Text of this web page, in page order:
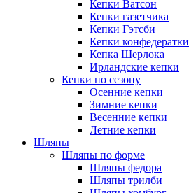
Кепки Ватсон
Кепки газетчика
Кепки Гэтсби
Кепки конфедератки
Кепка Шерлока
Ирландские кепки
Кепки по сезону
Осенние кепки
Зимние кепки
Весенние кепки
Летние кепки
Шляпы
Шляпы по форме
Шляпы федора
Шляпы трилби